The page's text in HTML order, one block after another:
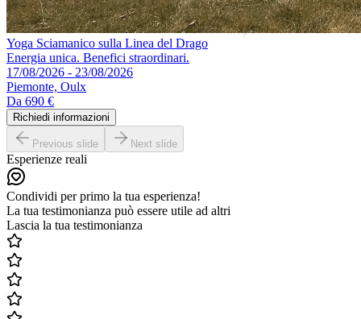
Yoga Sciamanico sulla Linea del Drago
Energia unica. Benefici straordinari.
17/08/2026 - 23/08/2026
Piemonte, Oulx
Da 690 €
Richiedi informazioni
Previous slide Next slide
Esperienze reali
Condividi per primo la tua esperienza!
La tua testimonianza può essere utile ad altri
Lascia la tua testimonianza